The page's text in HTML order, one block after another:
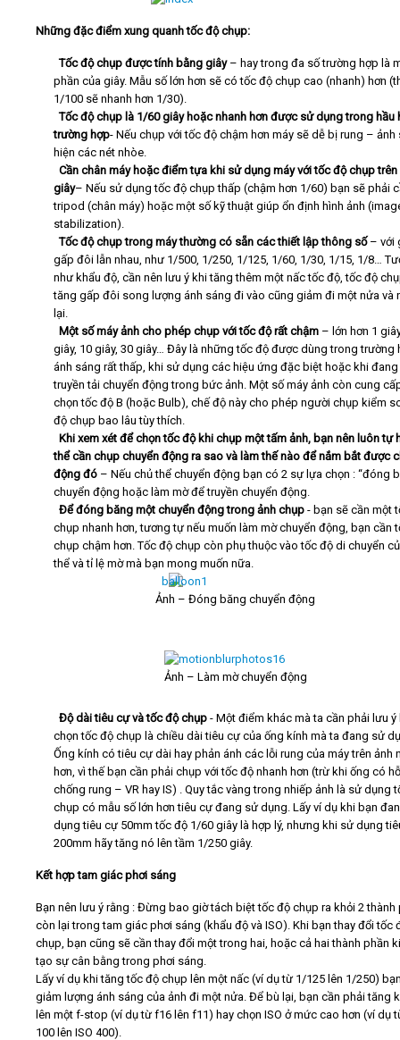
Những đặc điểm xung quanh tốc độ chụp:
·Tốc độ chụp được tính bằng giây– hay trong đa số trường hợp là
phần của giây. Mẫu số lớn hơn sẽ có tốc độ chụp cao (nhanh) hơn
1/100 sẽ nhanh hơn 1/30).
·Tốc độ chụp là 1/60 giây hoặc nhanh hơn được sử dụng trong hầu
trường hợp- Nếu chụp với tốc độ chậm hơn máy sẽ dễ bị rung – ảnh
hiện các nét nhòe.
Cần chân máy hoặc điểm tựa khi sử dụng máy với tốc độ chụp trên
giây– Nếu sử dụng tốc độ chụp thấp (chậm hơn 1/60) bạn sẽ phải
tripod (chân máy) hoặc một số kỹ thuật giúp ổn định hình ảnh
stabilization).
·Tốc độ chụp trong máy thường có sẵn các thiết lập thông số– với
gấp đôi lẫn nhau, như 1/500, 1/250, 1/125, 1/60, 1/30, 1/15, 1/8…
như khẩu độ, cần nên lưu ý khi tăng thêm một nấc tốc độ, tốc độ
tăng gấp đôi song lượng ánh sáng đi vào cũng giảm đi một nửa và
lại.
Một số máy ảnh cho phép chụp với tốc độ rất chậm– lớn hơn 1
giây, 10 giây, 30 giây… Đây là những tốc độ được dùng trong trường
ánh sáng rất thấp, khi sử dụng các hiệu ứng đặc biệt hoặc khi đang
truyền tải chuyển động trong bức ảnh. Một số máy ảnh còn cung
chọn tốc độ B (hoặc Bulb), chế độ này cho phép người chụp kiểm
độ chụp bao lâu tùy thích.
Khi xem xét để chọn tốc độ khi chụp một tấm ảnh, bạn nên luôn tự
thể cần chụp chuyển động ra sao và làm thế nào để nắm bắt được
động đó– Nếu chủ thể chuyển động bạn có 2 sự lựa chọn : “đóng
chuyển động hoặc làm mờ để truyền chuyển động.
Để đóng băng một chuyển động trong ảnh chụp - bạn sẽ cần một
chụp nhanh hơn, tương tự nếu muốn làm mờ chuyển động, bạn cần
chụp chậm hơn. Tốc độ chụp còn phụ thuộc vào tốc độ di chuyển
thể và tỉ lệ mờ mà bạn mong muốn nữa.
Ảnh – Đóng băng chuyển động
Ảnh – Làm mờ chuyển động
Độ dài tiêu cự và tốc độ chụp - Một điểm khác mà ta cần phải lưu ý
chọn tốc độ chụp là chiều dài tiêu cự của ống kính mà ta đang sử
Ống kính có tiêu cự dài hay phản ánh các lỗi rung của máy trên ảnh
hơn, vì thế bạn cần phải chụp với tốc độ nhanh hơn (trừ khi ống có
chống rung – VR hay IS) . Quy tắc vàng trong nhiếp ảnh là sử dụng
chụp có mẫu số lớn hơn tiêu cự đang sử dụng. Lấy ví dụ khi bạn
dụng tiêu cự 50mm tốc độ 1/60 giây là hợp lý, nhưng khi sử dụng
200mm hãy tăng nó lên tầm 1/250 giây.
Kết hợp tam giác phơi sáng
Bạn nên lưu ý rằng : Đừng bao giờ tách biệt tốc độ chụp ra khỏi 2 thành
còn lại trong tam giác phơi sáng (khẩu độ và ISO). Khi bạn thay đổi tốc
chụp, bạn cũng sẽ cần thay đổi một trong hai, hoặc cả hai thành phần
tạo sự cân bằng trong phơi sáng.
Lấy ví dụ khi tăng tốc độ chụp lên một nấc (ví dụ từ 1/125 lên 1/250)
giảm lượng ánh sáng của ảnh đi một nửa. Để bù lại, bạn cần phải tăng
lên một f-stop (ví dụ từ f16 lên f11) hay chọn ISO ở mức cao hơn (ví dụ
100 lên ISO 400).